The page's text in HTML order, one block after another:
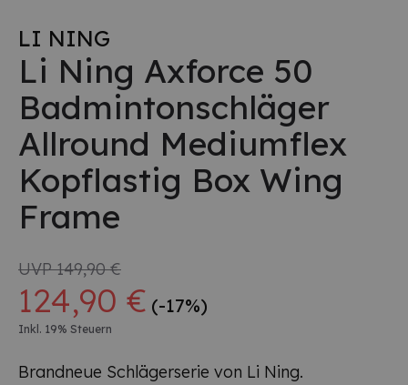
LI NING
Li Ning Axforce 50
Badmintonschläger
Allround Mediumflex
Kopflastig Box Wing
Frame
UVP149,90 €
124,90 € (-17%)
Inkl. 19% Steuern
Brandneue Schlägerserie von Li Ning.